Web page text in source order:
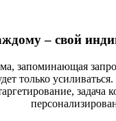
– свой
запоминающая
только